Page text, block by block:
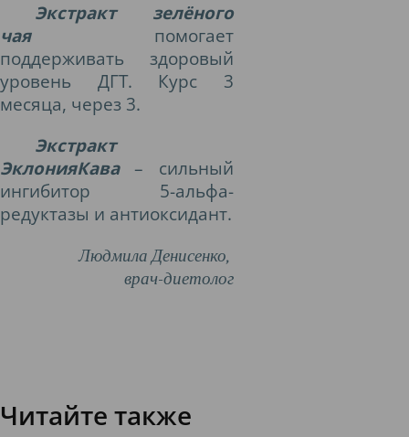
Экстракт зелёного
чаяпомогает
поддерживать здоровый
уровень ДГТ. Курс 3
месяца, через 3.
Экстракт
ЭклонияКава– сильный
ингибитор 5-альфа-
редуктазы и антиоксидант.
Людмила Денисенко,
врач-диетолог
Читайте также